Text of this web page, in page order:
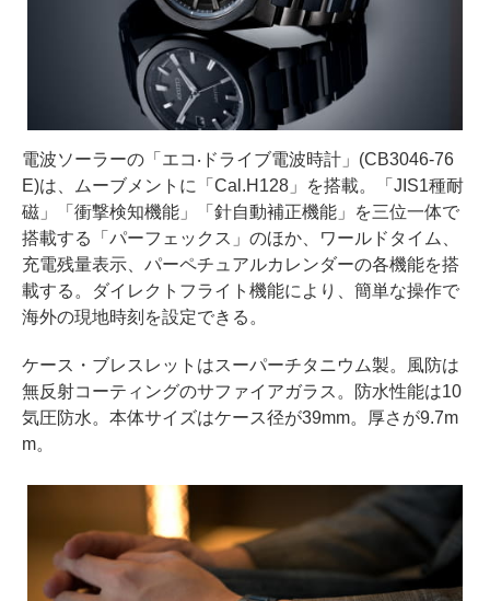
電波ソーラーの「エコ‧ドライブ電波時計」(CB3046-76
E)は、ムーブメントに「Cal.H128」を搭載。「JIS1種耐
磁」「衝撃検知機能」「針自動補正機能」を三位一体で
搭載する「パーフェックス」のほか、ワールドタイム、
充電残量表示、パーペチュアルカレンダーの各機能を搭
載する。ダイレクトフライト機能により、簡単な操作で
海外の現地時刻を設定できる。
ケース・ブレスレットはスーパーチタニウム製。風防は
無反射コーティングのサファイアガラス。防水性能は10
気圧防水。本体サイズはケース径が39mm。厚さが9.7m
m。